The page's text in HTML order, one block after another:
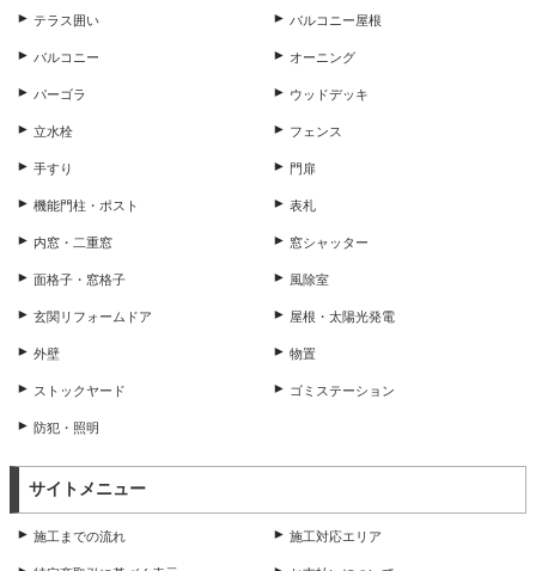
テラス囲い バルコニー屋根
バルコニー オーニング
パーゴラ ウッドデッキ
立水栓 フェンス
手すり 門扉
機能門柱・ポスト 表札
内窓・二重窓 窓シャッター
面格子・窓格子 風除室
玄関リフォームドア 屋根・太陽光発電
外壁 物置
ストックヤード ゴミステーション
防犯・照明
サイトメニュー
施工までの流れ 施工対応エリア